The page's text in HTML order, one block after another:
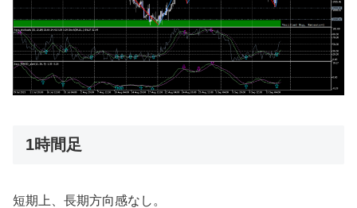
1時間足
短期上、長期方向感なし。